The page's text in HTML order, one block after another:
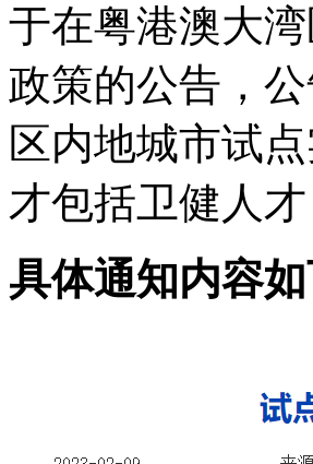
于在粤港澳大
政策的公告，
区内地城市试
才包括卫健人
具体通知内容如